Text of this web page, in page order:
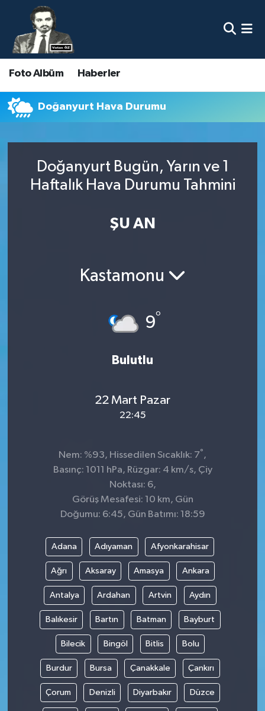
Foto Albüm Haberler
Doğanyurt Hava Durumu
Doğanyurt Bugün, Yarın ve 1
Haftalık Hava Durumu Tahmini
ŞU AN
Kastamonu
9°
Bulutlu
22 Mart Pazar
22:45
Nem: %93, Hissedilen Sıcaklık: 7° ,
Basınç: 1011 hPa, Rüzgar: 4 km/s, Çiy
Noktası: 6,
Görüş Mesafesi: 10 km, Gün
Doğumu: 6:45, Gün Batımı: 18:59
Adana Adıyaman Afyonkarahisar
Ağrı Aksaray Amasya Ankara
Antalya Ardahan Artvin Aydın
Balıkesir Bartın Batman Bayburt
Bilecik Bingöl Bitlis Bolu
Burdur Bursa Çanakkale Çankırı
Çorum Denizli Diyarbakır Düzce
Nöbetçi Eczaneler
Hava Durumu
Namaz Vakitleri
Süper Lig Puan Durumu ve Fikstür
Son Dakika Haberleri